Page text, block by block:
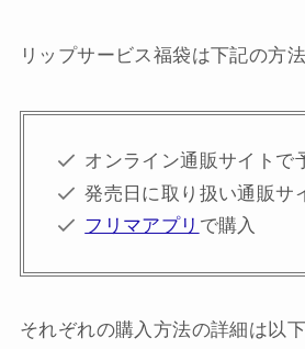
リップサービス福袋は下記の方
オンライン通販サイトで
発売日に取り扱い通販サ
フリマアプリ で購入
それぞれの購入方法の詳細は以